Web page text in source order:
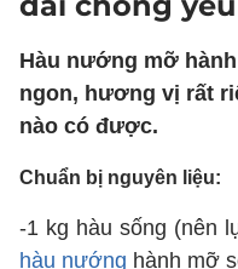
Hàu nướng mỡ
ngon, hương vị rất
nào có được.
Chuẩn bị nguyên liệu:
-1 kg hàu sống (nên
hàu nướng hành mỡ